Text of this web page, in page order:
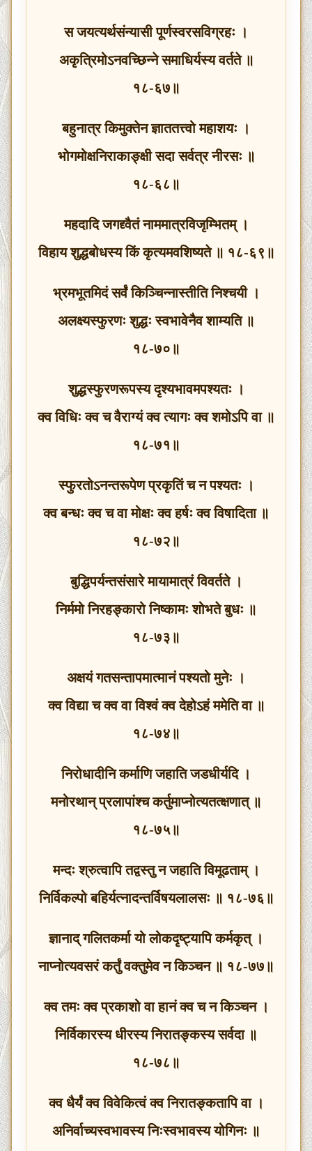
स जयत्यर्थसंन्यासी पूर्णस्वरसविग्रहः ।
अकृत्रिमोऽनवच्छिन्ने समाधिर्यस्य वर्तते ॥
१८-६७॥
बहुनात्र किमुक्तेन ज्ञाततत्त्वो महाशयः ।
भोगमोक्षनिराकाङ्क्षी सदा सर्वत्र नीरसः ॥
१८-६८॥
महदादि जगद्द्वैतं नाममात्रविजृम्भितम् ।
विहाय शुद्धबोधस्य किं कृत्यमवशिष्यते ॥ १८-६९॥
भ्रमभूतमिदं सर्वं किञ्चिन्नास्तीति निश्चयी ।
अलक्ष्यस्फुरणः शुद्धः स्वभावेनैव शाम्यति ॥
१८-७०॥
शुद्धस्फुरणरूपस्य दृश्यभावमपश्यतः ।
क्व विधिः क्व च वैराग्यं क्व त्यागः क्व शमोऽपि वा ॥
१८-७१॥
स्फुरतोऽनन्तरूपेण प्रकृतिं च न पश्यतः ।
क्व बन्धः क्व च वा मोक्षः क्व हर्षः क्व विषादिता ॥
१८-७२॥
बुद्धिपर्यन्तसंसारे मायामात्रं विवर्तते ।
निर्ममो निरहङ्कारो निष्कामः शोभते बुधः ॥
१८-७३॥
अक्षयं गतसन्तापमात्मानं पश्यतो मुनेः ।
क्व विद्या च क्व वा विश्वं क्व देहोऽहं ममेति वा ॥
१८-७४॥
निरोधादीनि कर्माणि जहाति जडधीर्यदि ।
मनोरथान् प्रलापांश्च कर्तुमाप्नोत्यतत्क्षणात् ॥
१८-७५॥
मन्दः श्रुत्वापि तद्वस्तु न जहाति विमूढताम् ।
निर्विकल्पो बहिर्यत्नादन्तर्विषयलालसः ॥ १८-७६॥
ज्ञानाद् गलितकर्मा यो लोकदृष्ट्यापि कर्मकृत् ।
नाप्नोत्यवसरं कर्तुं वक्तुमेव न किञ्चन ॥ १८-७७॥
क्व तमः क्व प्रकाशो वा हानं क्व च न किञ्चन ।
निर्विकारस्य धीरस्य निरातङ्कस्य सर्वदा ॥
१८-७८॥
क्व धैर्यं क्व विवेकित्वं क्व निरातङ्कतापि वा ।
अनिर्वाच्यस्वभावस्य निःस्वभावस्य योगिनः ॥